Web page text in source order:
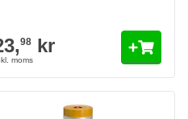
98 kr